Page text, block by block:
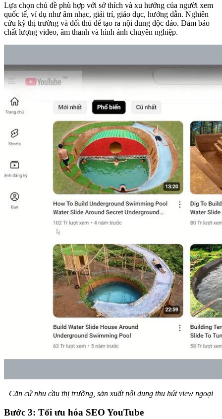
Lựa chọn chủ đề phù hợp với sở thích và xu hướng của người xem
quốc tế, ví dụ như âm nhạc, giải trí, giáo dục, hướng dẫn. Nghiên
cứu kỹ thị trường và đối thủ để tạo ra nội dung độc đáo. Đảm bảo
chất lượng video, âm thanh và hình ảnh chuyên nghiệp.
Căn cứ nhu cầu thị trường, sản xuất nội dung thu hút view ngoại
Bước 3: Tối ưu hóa SEO YouTube